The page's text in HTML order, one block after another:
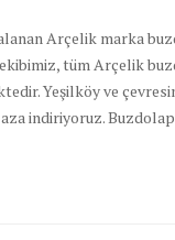
Arçelik marka
tüm Arçelik
Yeşilköy ve
indiriyoruz.